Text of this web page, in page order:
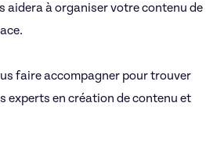
aidera à organiser votre contenu de
faire accompagner pour trouver
experts en création de contenu et